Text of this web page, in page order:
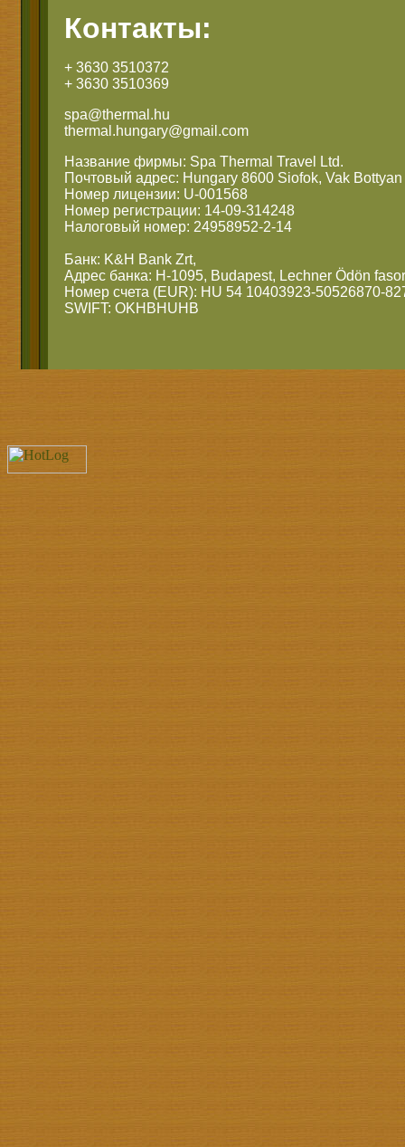
Контакты:
+ 3630 3510372
+ 3630 3510369
spa@thermal.hu
thermal.hungary@gmail.com
Название фирмы: Spa Thermal Travel Ltd.
Почтовый адрес: Hungary 8600 Siofok, Vak Bottyan
Номер лицензии: U-001568
Номер регистрации: 14-09-314248
Налоговый номер: 24958952-2-14
Банк: K&H Bank Zrt,
Адрес банка: H-1095, Budapest, Lechner Ödön
Номер счета (EUR): HU 54 10403923-50526870-
SWIFT: OKHBHUHB